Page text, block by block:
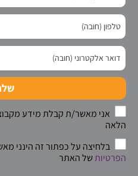
אני מאשר/ת קבלת מידע
הלאה
בלחיצה על כפתור זה הינני
הפרטיותשל האתר